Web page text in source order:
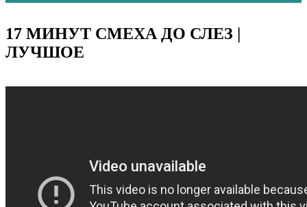
17 МИНУТ СМЕХА ДО СЛЕЗ |
ЛУЧШОЕ